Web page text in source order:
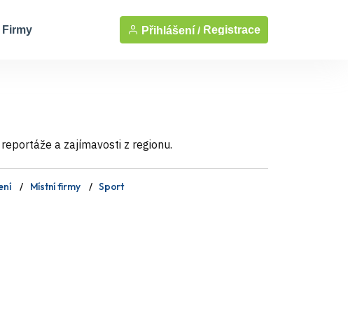
Firmy Přihlášení / Registrace
a zajímavosti z regionu.
Místní firmy Sport